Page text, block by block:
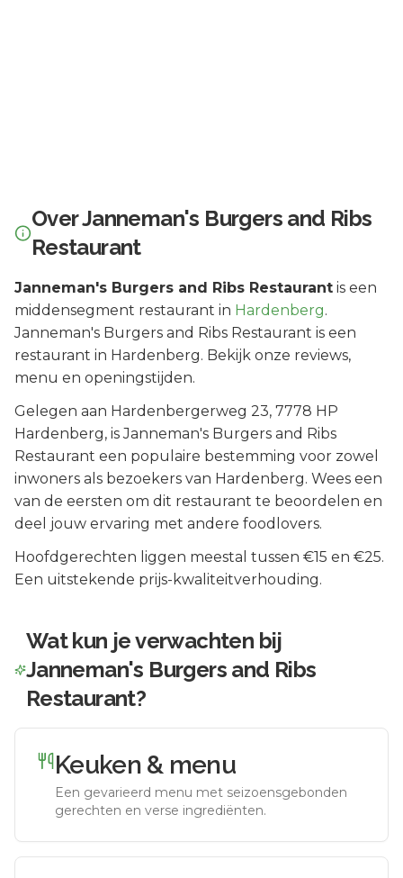
OverJanneman's Burgers and Ribs
Restaurant
Janneman's Burgers and Ribs Restaurant is een
middensegment restaurant in Hardenberg.
Janneman's Burgers and Ribs Restaurant is een
restaurant in Hardenberg. Bekijk onze reviews,
menu en openingstijden.
Gelegen aan Hardenbergerweg 23, 7778 HP
Hardenberg, isJanneman's Burgers and Ribs
Restaurant een populaire bestemming voor zowel
inwoners als bezoekers van Hardenberg. Wees een
van de eersten om dit restaurant te beoordelen en
deel jouw ervaring met andere foodlovers.
Hoofdgerechten liggen meestal tussen €15 en €25.
Een uitstekende prijs-kwaliteitverhouding.
Wat kun je verwachten bij
Janneman's Burgers and Ribs
Restaurant?
Keuken & menu
Een gevarieerd menu met seizoensgebonden
gerechten en verse ingrediënten.